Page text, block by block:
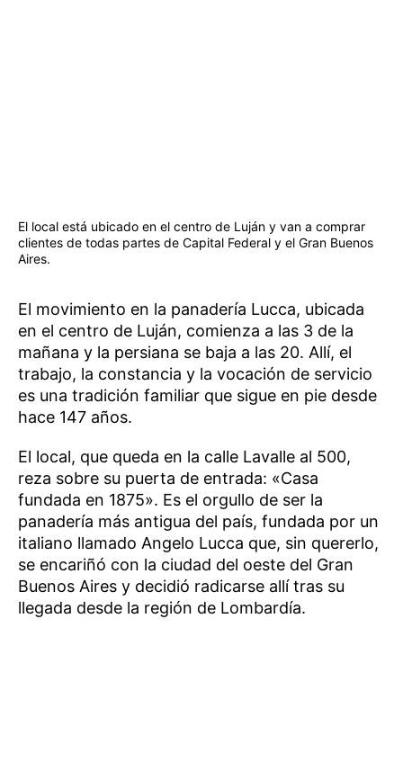
El local está ubicado en el centro de Luján y van a comprar
clientes de todas partes de Capital Federal y el Gran Buenos
Aires.
El movimiento en la panadería Lucca, ubicada
en el centro de Luján, comienza a las 3 de la
mañana y la persiana se baja a las 20. Allí, el
trabajo, la constancia y la vocación de servicio
es una tradición familiar que sigue en pie desde
hace 147 años.
El local, que queda en la calle Lavalle al 500,
reza sobre su puerta de entrada: «Casa
fundada en 1875». Es el orgullo de ser la
panadería más antigua del país, fundada por un
italiano llamado Angelo Lucca que, sin quererlo,
se encariñó con la ciudad del oeste del Gran
Buenos Aires y decidió radicarse allí tras su
llegada desde la región de Lombardía.